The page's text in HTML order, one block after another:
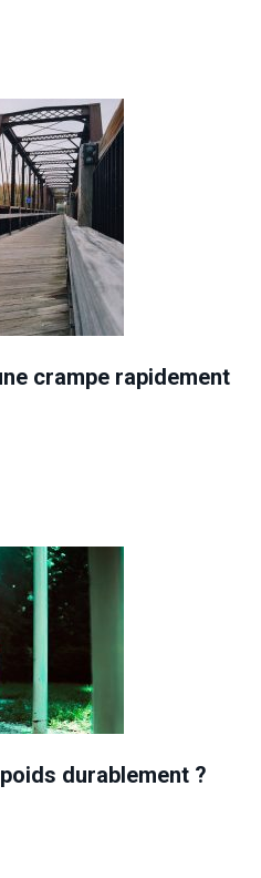
crampe rapidement
durablement ?